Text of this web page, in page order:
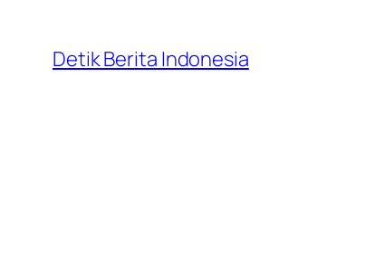
content
Detik Berita Indonesia